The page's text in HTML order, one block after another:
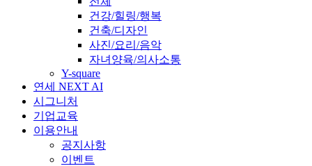
건강/힐링/행복
건축/디자인
사진/요리/음악
자녀양육/의사소통
Y-square
연세 NEXT AI
시그니처
기업교육
이용안내
공지사항
이벤트